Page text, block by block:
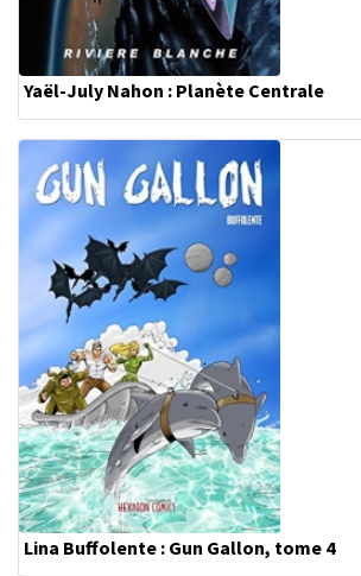
Yaël-July Nahon : Planète Centrale
Lina Buffolente : Gun Gallon, tome 4